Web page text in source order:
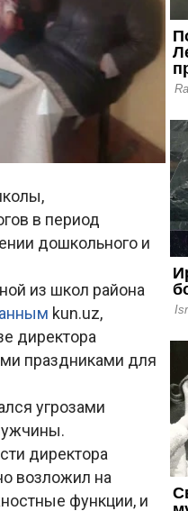
в период
дошкольного и
из школ района
kun.uz,
директора
праздниками для
угрозами
директора
возложил на
функции, и